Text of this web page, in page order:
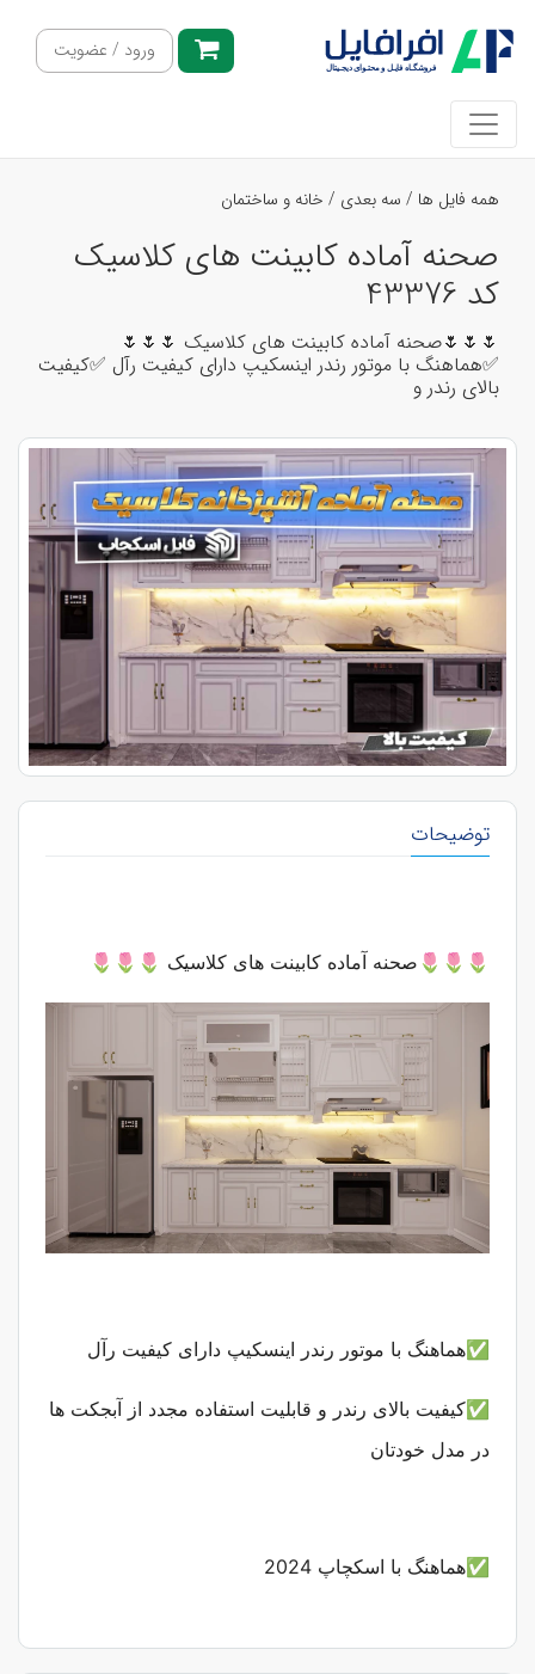
ورود / عضویت
همه فایل ها / سه بعدی / خانه و ساختمان
صحنه آماده کابینت های کلاسیک
کد 43376
🌷🌷🌷صحنه آماده کابینت های کلاسیک 🌷🌷🌷
✅هماهنگ با موتور رندر اینسکیپ دارای کیفیت رآل ✅کیفیت
بالای رندر و
توضیحات
🌷🌷🌷صحنه آماده کابینت های کلاسیک 🌷🌷🌷
✅هماهنگ با موتور رندر اینسکیپ دارای کیفیت رآل
✅کیفیت بالای رندر و قابلیت استفاده مجدد از آبجکت ها
در مدل خودتان
✅هماهنگ با اسکچاپ 2024